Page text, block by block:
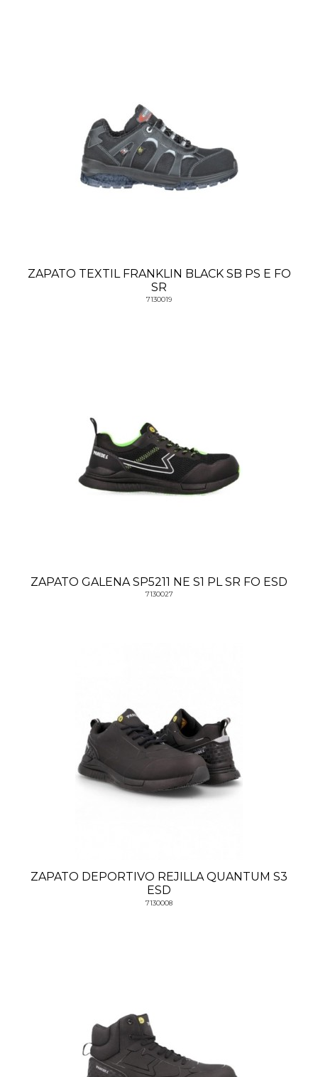
ZAPATO TEXTIL FRANKLIN BLACK SB PS E FO
SR
7130019
ZAPATO GALENA SP5211 NE S1 PL SR FO ESD
7130027
ZAPATO DEPORTIVO REJILLA QUANTUM S3
ESD
7130008